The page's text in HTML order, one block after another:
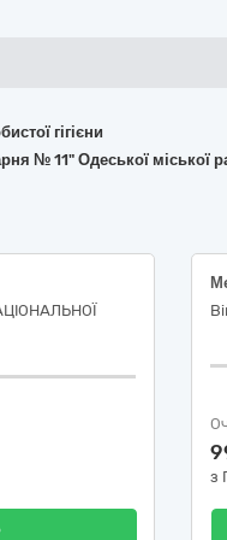
гігієни
№ 11" Одеської міської
з